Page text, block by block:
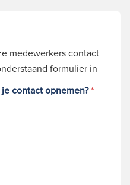
medewerkers contact
formulier in
contact opnemen?*